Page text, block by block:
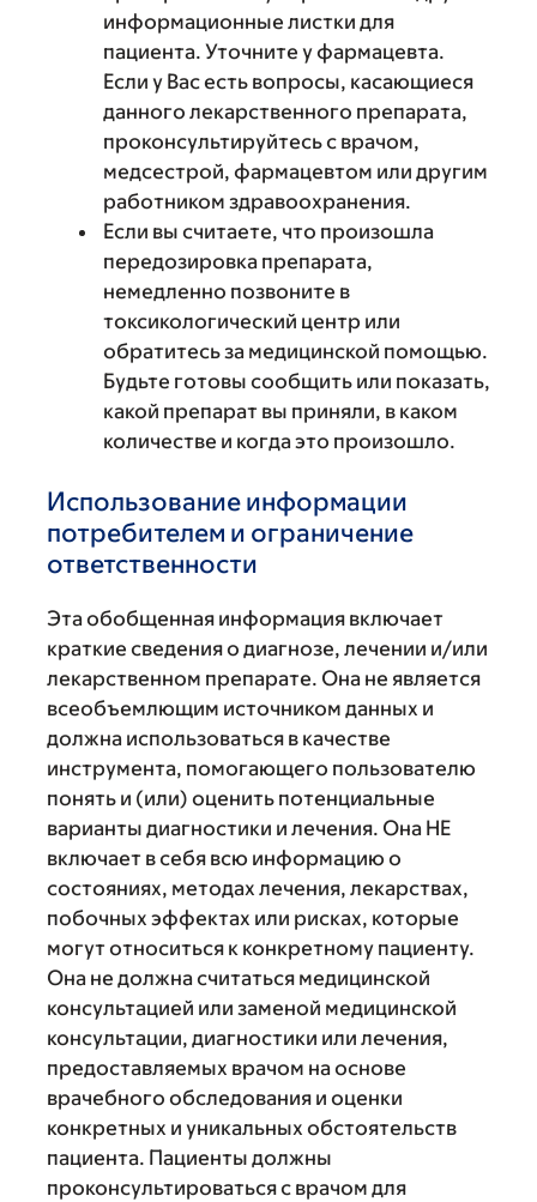
информационные листки для
пациента. Уточните у фармацевта.
Если у Вас есть вопросы, касающиеся
данного лекарственного препарата,
проконсультируйтесь с врачом,
медсестрой, фармацевтом или другим
работником здравоохранения.
Если вы считаете, что произошла
передозировка препарата,
немедленно позвоните в
токсикологический центр или
обратитесь за медицинской помощью.
Будьте готовы сообщить или показать,
какой препарат вы приняли, в каком
количестве и когда это произошло.
Использование информации
потребителем и ограничение
ответственности
Эта обобщенная информация включает
краткие сведения о диагнозе, лечении и/или
лекарственном препарате. Она не является
всеобъемлющим источником данных и
должна использоваться в качестве
инструмента, помогающего пользователю
понять и (или) оценить потенциальные
варианты диагностики и лечения. Она НЕ
включает в себя всю информацию о
состояниях, методах лечения, лекарствах,
побочных эффектах или рисках, которые
могут относиться к конкретному пациенту.
Она не должна считаться медицинской
консультацией или заменой медицинской
консультации, диагностики или лечения,
предоставляемых врачом на основе
врачебного обследования и оценки
конкретных и уникальных обстоятельств
пациента. Пациенты должны
проконсультироваться с врачом для